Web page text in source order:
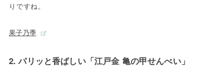
りですね。
果子乃季
2. パリッと香ばしい「江戸金 亀の甲せんべい」